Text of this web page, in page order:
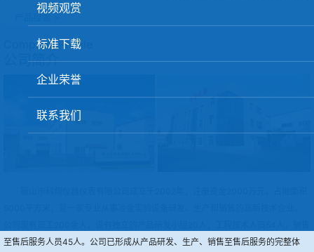
冶金渣、保护渣等高温物性检测设备
冶金石灰活性度测定仪
矿石、焦炭物理检测及制样设备
视频观赏
标准下载
企业荣誉
联系我们
产品搜索 >
Company Profile
公司简介
至售后服务人员45人。公司已形成从产品研发、生产、销售至售后服务的完整体